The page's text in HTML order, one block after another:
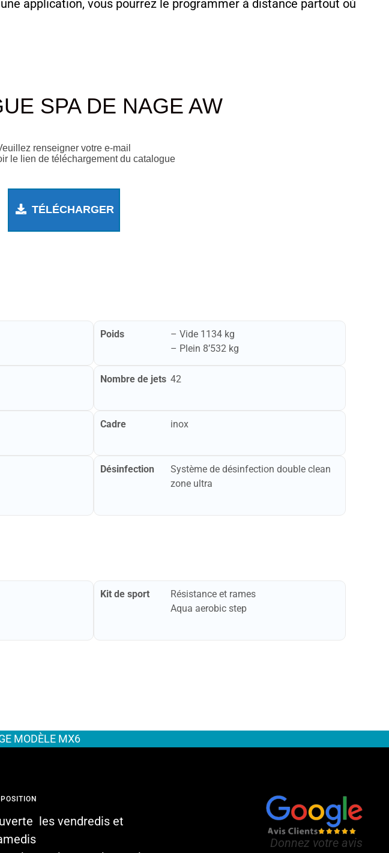
application, vous pourrez le programmer à distance partout où
SPA DE NAGE AW
renseigner votre e-mail
le lien de téléchargement du catalogue
TÉLÉCHARGER
Poids
– Vide ​​​1134 kg
– Plein ​​​8’532 kg
Nombre de jets 42
Cadre inox
Désinfection
Système de désinfection double clean
zone ultra
Kit de sport
Résistance et rames
Aqua aerobic step
MODÈLE MX6
les vendredis et
Donnez votre avis